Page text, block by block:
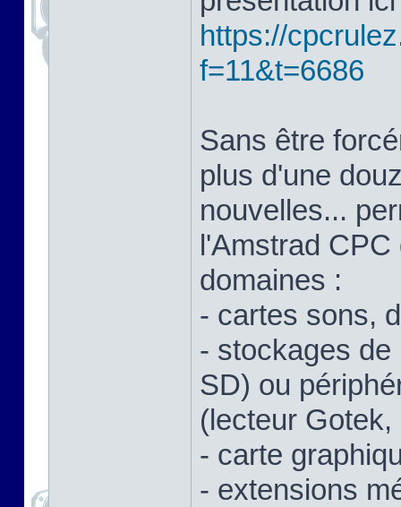
https://
f=11&t=6686
Sans être
plus d'une
nouvelles...
l'Amstrad
domaines :
- cartes sons,
- stockages
SD) ou
(lecteur
- carte
- extensions